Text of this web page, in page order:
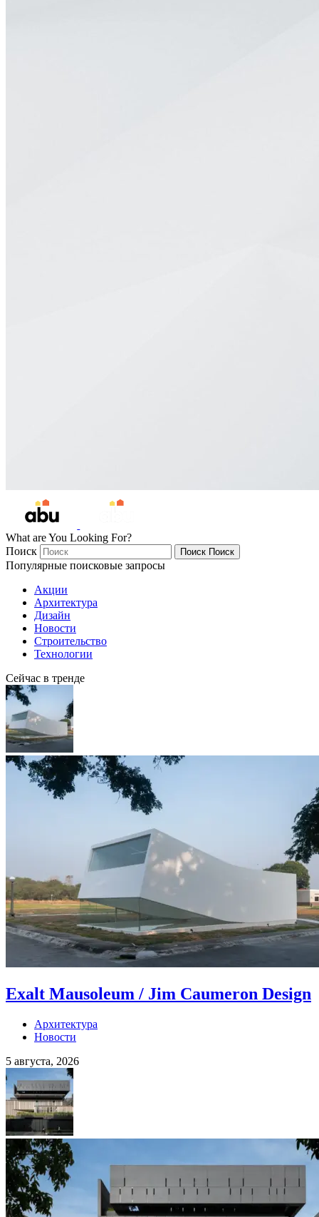
What are You Looking For?
Поиск
Поиск Поиск
Популярные поисковые запросы
Акции
Архитектура
Дизайн
Новости
Строительство
Технологии
Сейчас в тренде
Exalt Mausoleum / Jim Caumeron Design
Архитектура
Новости
5 августа, 2026